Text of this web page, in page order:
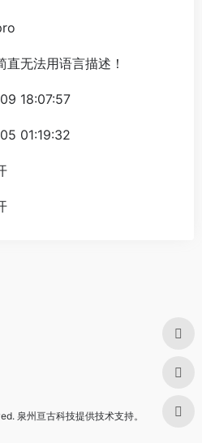
直无法用语言描述！
18:07:57
01:19:32
泉州亘古科技提供技术支持。